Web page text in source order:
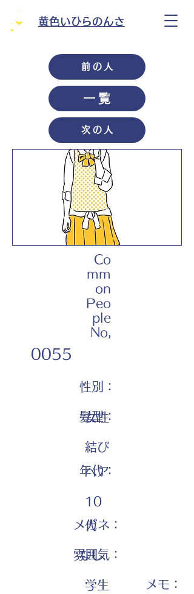
黄色いひらのんさ
前の人
一覧
次の人
Co
mm
on
Peo
ple
No,
0055
性別：
女性
髪型：
結び
ヘア
年代：
10
代
メガネ：
なし
雰囲気：
学生 ​メモ：